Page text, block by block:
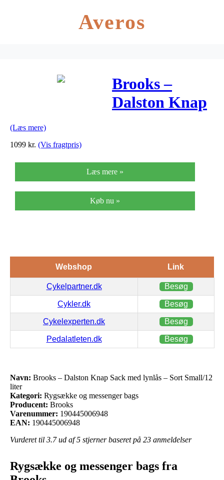
Averos
Brooks –
Dalston Knap
Small/12 liter
(Læs mere)
1099 kr. (Vis fragtpris)
Læs mere »
Køb nu »
Webshop Link
Cykelpartner.dk Besøg
Cykler.dk Besøg
Cykelexperten.dk Besøg
Pedalatleten.dk Besøg
Navn: Brooks – Dalston Knap Sack med lynlås – Sort Small/12
liter
Kategori: Rygsække og messenger bags
Producent: Brooks
Varenummer: 190445006948
EAN: 190445006948
Vurderet til 3.7ud af 5 stjerner baseret på 23 anmeldelser
Rygsække og messenger bags fra